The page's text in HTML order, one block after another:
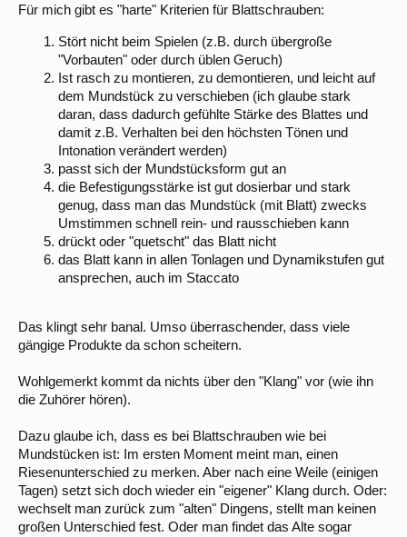
Für mich gibt es "harte" Kriterien für Blattschrauben:
Stört nicht beim Spielen (z.B. durch übergroße
"Vorbauten" oder durch üblen Geruch)
Ist rasch zu montieren, zu demontieren, und leicht auf
dem Mundstück zu verschieben (ich glaube stark
daran, dass dadurch gefühlte Stärke des Blattes und
damit z.B. Verhalten bei den höchsten Tönen und
Intonation verändert werden)
passt sich der Mundstücksform gut an
die Befestigungsstärke ist gut dosierbar und stark
genug, dass man das Mundstück (mit Blatt) zwecks
Umstimmen schnell rein- und rausschieben kann
drückt oder "quetscht" das Blatt nicht
das Blatt kann in allen Tonlagen und Dynamikstufen gut
ansprechen, auch im Staccato
Das klingt sehr banal. Umso überraschender, dass viele
gängige Produkte da schon scheitern.
Wohlgemerkt kommt da nichts über den "Klang" vor (wie ihn
die Zuhörer hören).
Dazu glaube ich, dass es bei Blattschrauben wie bei
Mundstücken ist: Im ersten Moment meint man, einen
Riesenunterschied zu merken. Aber nach eine Weile (einigen
Tagen) setzt sich doch wieder ein "eigener" Klang durch. Oder:
wechselt man zurück zum "alten" Dingens, stellt man keinen
großen Unterschied fest. Oder man findet das Alte sogar